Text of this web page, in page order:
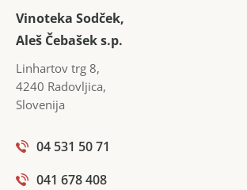
Mlada, sveža in živahna; starana in
manj sladka in suha; prevladujoča ali
bahava, razkošna, včasih tudi
različna pa vendar vedno enaka.
Vinoteka Sodček,
Aleš Čebašek s.p.
Linhartov trg 8,
4240 Radovljica,
Slovenija
04 531 50 71
041 678 408